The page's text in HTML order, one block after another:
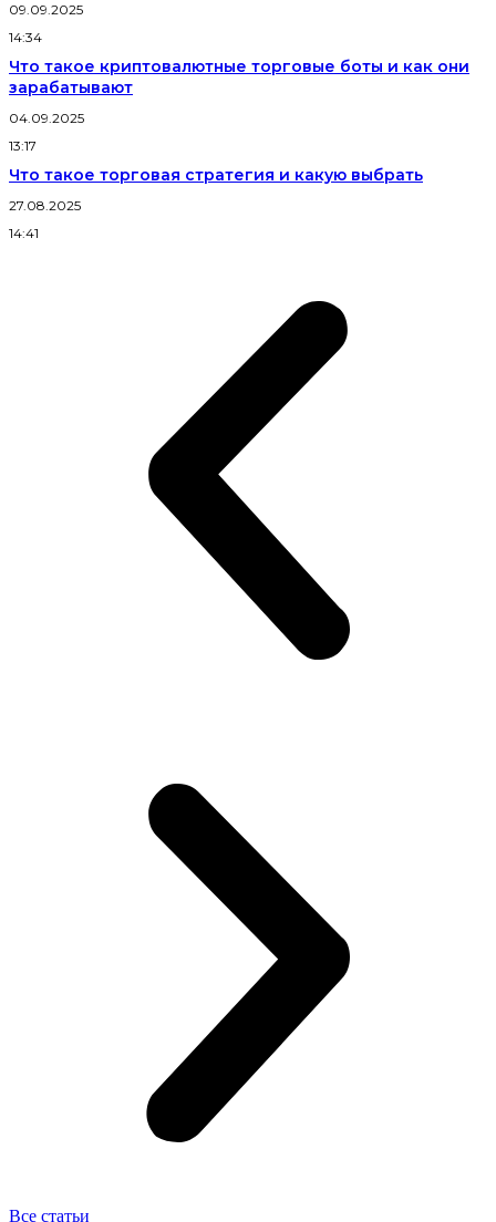
09.09.2025
14:34
Что такое криптовалютные торговые боты и как они
зарабатывают
04.09.2025
13:17
Что такое торговая стратегия и какую выбрать
27.08.2025
14:41
Все статьи